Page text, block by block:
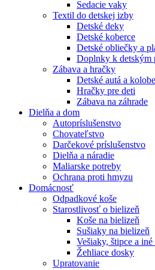
Sedacie vaky
Textil do detskej izby
Detské deky
Detské koberce
Detské obliečky a
Doplnky k detským
Zábava a hračky
Detské autá a
Hračky pre deti
Zábava na záhrade
Dielňa a dom
Autopríslušenstvo
Chovateľstvo
Darčekové príslušenstvo
Dielňa a náradie
Maliarske potreby
Ochrana proti hmyzu
Domácnosť
Odpadkové koše
Starostlivosť o bielizeň
Koše na bielizeň
Sušiaky na bielizeň
Vešiaky, štipce a
Žehliace dosky
Upratovanie